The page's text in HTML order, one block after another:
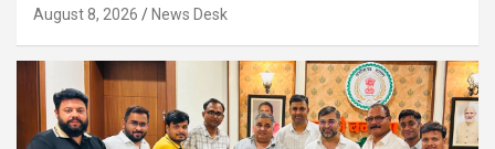
August 8, 2026 News Desk